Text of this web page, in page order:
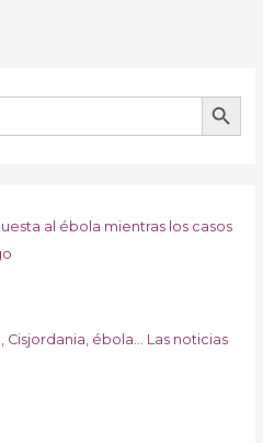
BOTÓN DE
al ébola mientras los casos
ébola… Las noticias